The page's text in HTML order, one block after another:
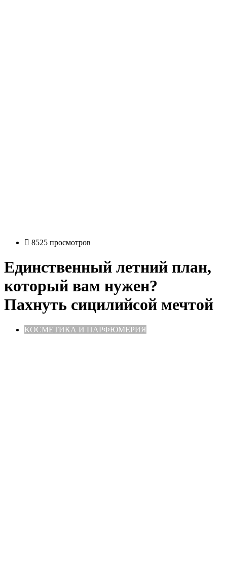
8525 просмотров
Единственный летний план,
который вам нужен?
Пахнуть сицилийсой мечтой
КОСМЕТИКА И ПАРФЮМЕРИЯ